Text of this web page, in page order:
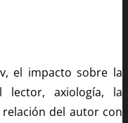
el impacto sobre la
lector, axiología, la
del autor con